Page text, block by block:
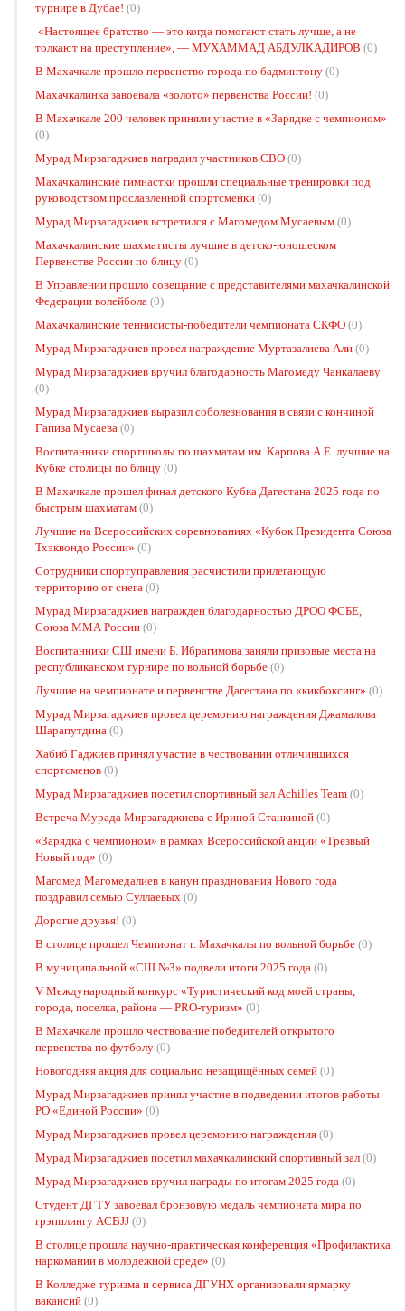
турнире в Дубае! (0)
«Настоящее братство — это когда помогают стать лучше, а не
толкают на преступление», — МУХАММАД АБДУЛКАДИРОВ (0)
В Махачкале прошло первенство города по бадминтону (0)
Махачкалинка завоевала «золото» первенства России! (0)
В Махачкале 200 человек приняли участие в «Зарядке с чемпионом»
(0)
Мурад Мирзагаджиев наградил участников СВО (0)
Махачкалинские гимнастки прошли специальные тренировки под
руководством прославленной спортсменки (0)
Мурад Мирзагаджиев встретился с Магомедом Мусаевым (0)
Махачкалинские шахматисты лучшие в детско-юношеском
Первенстве России по блицу (0)
В Управлении прошло совещание с представителями махачкалинской
Федерации волейбола (0)
Махачкалинские теннисисты-победители чемпионата СКФО (0)
Мурад Мирзагаджиев провел награждение Муртазалиева Али (0)
Мурад Мирзагаджиев вручил благодарность Магомеду Чанкалаеву
(0)
Мурад Мирзагаджиев выразил соболезнования в связи с кончиной
Гапиза Мусаева (0)
Воспитанники спортшколы по шахматам им. Карпова А.Е. лучшие на
Кубке столицы по блицу (0)
В Махачкале прошел финал детского Кубка Дагестана 2025 года по
быстрым шахматам (0)
Лучшие на Всероссийских соревнованиях «Кубок Президента Союза
Тхэквондо России» (0)
Сотрудники спортуправления расчистили прилегающую
территорию от снега (0)
Мурад Мирзагаджиев награжден благодарностью ДРОО ФСБЕ,
Союза ММА России (0)
Воспитанники СШ имени Б. Ибрагимова заняли призовые места на
республиканском турнире по вольной борьбе (0)
Лучшие на чемпионате и первенстве Дагестана по «кикбоксинг» (0)
Мурад Мирзагаджиев провел церемонию награждения Джамалова
Шарапутдина (0)
Хабиб Гаджиев принял участие в чествовании отличившихся
спортсменов (0)
Мурад Мирзагаджиев посетил спортивный зал Achilles Team (0)
Встреча Мурада Мирзагаджиева с Ириной Станкиной (0)
«Зарядка с чемпионом» в рамках Всероссийской акции «Трезвый
Новый год» (0)
Магомед Магомедалиев в канун празднования Нового года
поздравил семью Суллаевых (0)
Дорогие друзья! (0)
В столице прошел Чемпионат г. Махачкалы по вольной борьбе (0)
В муниципальной «СШ №3» подвели итоги 2025 года (0)
V Международный конкурс «Туристический код моей страны,
города, поселка, района — PRO-туризм» (0)
В Махачкале прошло чествование победителей открытого
первенства по футболу (0)
Новогодняя акция для социально незащищённых семей (0)
Мурад Мирзагаджиев принял участие в подведении итогов работы
РО «Единой России» (0)
Мурад Мирзагаджиев провел церемонию награждения (0)
Мурад Мирзагаджиев посетил махачкалинский спортивный зал (0)
Мурад Мирзагаджиев вручил награды по итогам 2025 года (0)
Студент ДГТУ завоевал бронзовую медаль чемпионата мира по
грэпплингу ACBJJ (0)
В столице прошла научно-практическая конференция «Профилактика
наркомании в молодежной среде» (0)
В Колледже туризма и сервиса ДГУНХ организовали ярмарку
вакансий (0)